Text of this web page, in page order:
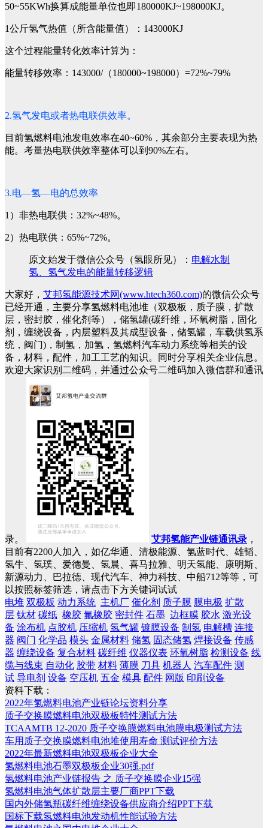
50~55KWh换算成能量单位也即180000KJ~198000KJ。
1公斤氢气热值（所含能量值）：143000KJ
这个过程能量转化效率计算为：
能量转移效率：143000/（180000~198000）=72%~79%
2.氢气发电或者热电联供效率。
目前氢燃料电池发电效率在40~60%，其余部分主要表现为热
能。考量热电联供效率整体可以到90%左右。
3.电—氢—电的总效率
1）非热电联供：32%~48%。
2）热电联供：65%~72%。
原文始发于微信公众号（氢眼所见）： 电解水制
氢、氢气发电的能量转移逻辑
大家好， 艾邦氢能源技术网(www.htech360.com)的微信公众号
已经开通，主要分享氢燃料电池堆（双极板，质子膜，扩散
层，密封胶，催化剂等），储氢罐(碳纤维，环氧树脂，固化
剂，缠绕设备，内层塑料及其成型设备，储氢罐，车载供氢系
统，阀门)，制氢，加氢，氢燃料汽车动力系统等相关的设
备，材料，配件，加工工艺的知识。同时分享相关企业信息。
欢迎大家识别二维码，并通过公众号二维码加入微信群和通讯
录。 艾邦氢能产业链通讯录 ，
目前有2200人加入，如亿华通、清极能源、氢蓝时代、雄韬、
氢牛、氢璞、爱德曼、氢晨、喜马拉雅、明天氢能、康明斯、
新源动力、巴拉德、现代汽车、神力科技、中船712等等，可
以按照标签筛选，请点击下方关键词试试
电堆 双极板 动力系统 主机厂 催化剂 质子膜 膜电极 扩散
层 钛材 碳纸 橡胶 氟橡胶 密封件 石墨 边框膜 胶水 激光设
备 涂布机 点胶机 压缩机 氢气罐 镀膜设备 制氢 电解槽 连接
器 阀门 化学品 模头 金属材料 储氢 固态储氢 焊接设备 传感
器 缠绕设备 复合材料 碳纤维 仪器仪表 环氧树脂 检测设备 线
缆与线束 自动化 胶带 材料 薄膜 刀具 机器人 汽车配件 测
试 导电剂 设备 空压机 五金 模具 配件 网版 印刷设备
资料下载：
2022年氢燃料电池产业链论坛资料分享
质子交换膜燃料电池双极板特性测试方法
TCAAMTB 12-2020 质子交换膜燃料电池膜电极测试方法
车用质子交换膜燃料电池堆使用寿命 测试评价方法
2022年最新燃料电池双极板企业大全
氢燃料电池石墨双极板企业30强.pdf
氢燃料电池产业链报告 之 质子交换膜企业15强
氢燃料电池气体扩散层主要厂商PPT下载
国内外储氢瓶碳纤维缠绕设备供应商介绍PPT下载
国标下载氢燃料电池发动机性能试验方法